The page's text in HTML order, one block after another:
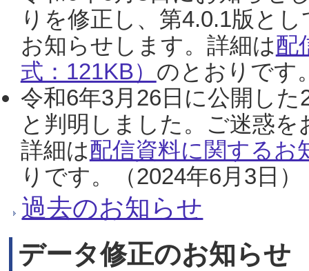
りを修正し、第4.0.1版と
お知らせします。詳細は配
式：121KB） のとおりです
令和6年3月26日に公開し
と判明しました。ご迷惑
詳細は配信資料に関するお
りです。（2024年6月3日）
過去のお知らせ
データ修正のお知らせ